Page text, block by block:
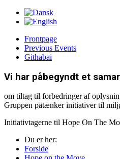
Frontpage
Previous Events
Githabai
Vi har påbegyndt et
om tiltag til forbedringer af
Gruppen påtænker initiativer til
Initiativtagerne til Hope On The
Du er her:
Forside